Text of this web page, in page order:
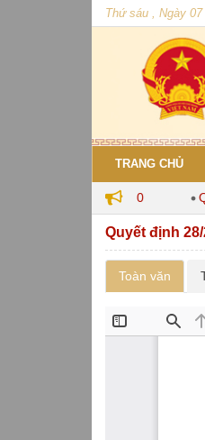
Thứ sáu , Ngày
TRANG CHỦ
nuôi đến năm 2030
Quyết định
Toàn văn